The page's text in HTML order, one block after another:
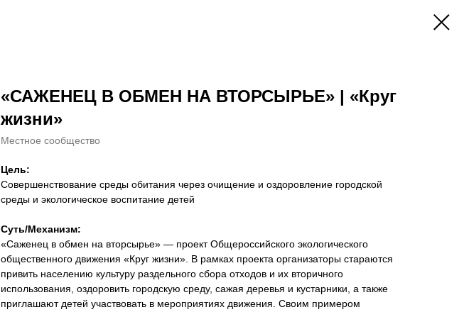
«САЖЕНЕЦ В ОБМЕН НА ВТОРСЫРЬЕ» | «Круг
жизни»
Местное сообщество
Цель:
Совершенствование среды обитания через очищение и оздоровление городской
среды и экологическое воспитание детей
Суть/Механизм:
«Саженец в обмен на вторсырье» — проект Общероссийского экологического
общественного движения «Круг жизни». В рамках проекта организаторы стараются
привить населению культуру раздельного сбора отходов и их вторичного
использования, оздоровить городскую среду, сажая деревья и кустарники, а также
приглашают детей участвовать в мероприятиях движения. Своим примером